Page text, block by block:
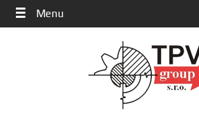
Menu